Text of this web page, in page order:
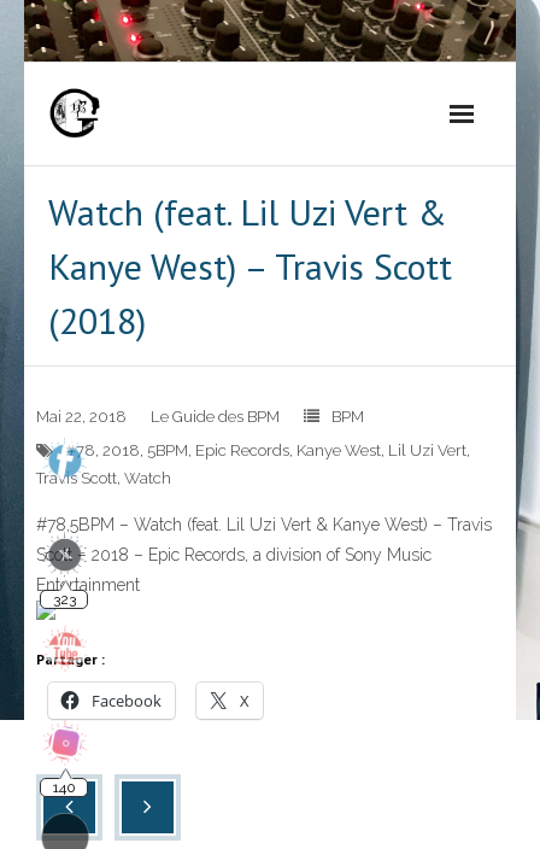
Skip
to
Watch (feat. Lil Uzi Vert &
Kanye West) – Travis Scott
(2018)
Mai 22, 2018 Le Guide des BPM
BPM
#78, 2018, 5BPM, Epic Records, Kanye West, Lil Uzi Vert,
Travis Scott, Watch
#78,5BPM – Watch (feat. Lil Uzi Vert & Kanye West) – Travis
Scott – 2018 – Epic Records, a division of Sony Music
Entertainment
Partager :
Facebook X
323
140